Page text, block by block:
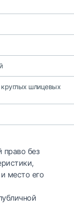
шлицевых
право без
место его